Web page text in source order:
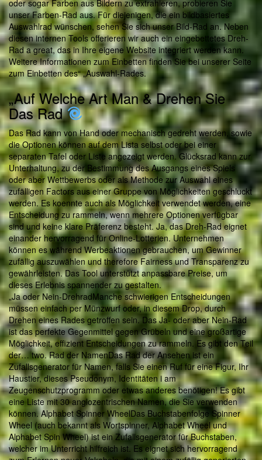
oder sogar Farben aus Bildern zu extrahieren, probieren Sie
unser Farben-Rad aus. Für diejenigen, die ein bildbasiertes
Auswahlrad wünschen, sehen Sie sich unser Bild-Rad an. Neben
diesen internen Tools offerieren wir auch ein eingebettetes Dreh-
Rad a great, das in Ihre eigene Website integriert werden kann.
Weitere Informationen zum Einbetten finden Sie bei unserer Seite
zum Einbetten des“ „Auswahl-Rades.
„Auf Welche Art Man & Drehen Sie
Das Rad
Das Rad kann von Hand oder mechanisch gedreht werden, sowie
die Optionen können auf dem Lista selbst oder bei einer
separaten Tafel oder Liste angezeigt werden. Glücksrad kann zur
Unterhaltung, zu der Bestimmung des Ausgangs eines Spiels
oder aber Wettbewerbs oder als Methode zur Auswahl eines
zufälligen Factors aus einer Gruppe von Möglichkeiten geschluckt
werden. Es koennte auch als Möglichkeit verwendet werden, eine
Entscheidung zu rammeln, wenn mehrere Optionen verfügbar
sind und keine klare Präferenz besteht. Ja, das Dreh-Rad eignet
einander hervorragend für Online-Lotterien. Unternehmen
können es während Werbeaktionen gebrauchen, um Gewinner
zufällig auszuwählen und therefore Fairness und Transparenz zu
gewährleisten. Das Tool unterstützt anpassbare Preise, um
dieses Erlebnis spannender zu gestalten.
„Ja oder Nein-DrehradManche schwierigen Entscheidungen
müssen einfach per Münzwurf oder, in diesem Drop, durch
Drehen eines Rades getroffen sein. Das Ja- oder aber Nein-Rad
ist das perfekte Gegenmittel gegen Grübeln und eine großartige
Möglichkeit, effizient Entscheidungen zu rammeln. Es gibt den Teil
der… two. Rad der NamenDas Rad der Ansehen ist ein
Zufallsgenerator für Namen, falls Sie einen Ruf für eine Figur, Ihr
Haustier, dieses Pseudonym, Identitäten i am
Zeugenschutzprogramm oder etwas anderes benötigen! Es gibt
eine Liste mit 30 anglozentrischen Namen, die Sie verwenden
können. Alphabet Spinner WheelDas Buchstabenfolge Spinner
Wheel (auch bekannt als Wortspinner, Alphabet Wheel und
Alphabet Spin Wheel) ist ein Zufallsgenerator für Buchstaben,
welcher im Unterricht hilfreich ist. Es eignet sich hervorragend